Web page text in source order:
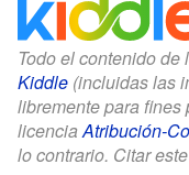
Todo el contenido de
Kiddle (incluidas las
libremente para
licenciaAtribución-
lo contrario. Citar